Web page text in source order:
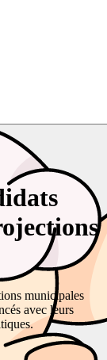
municipales
avec leurs